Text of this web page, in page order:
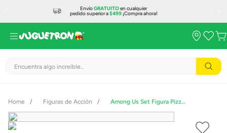
EnvíoGRATUITOen cualquier
pedido superior a$499¡Compra ahora!
Encuentra algo increíble...
Figuras de Acción Among Us Set Figura Pizzero 2.5" con Accesorios 172364